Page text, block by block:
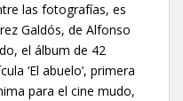
las fotografías, es
Galdós, de Alfonso
el álbum de 42
‘El abuelo’, primera
para el cine mudo,